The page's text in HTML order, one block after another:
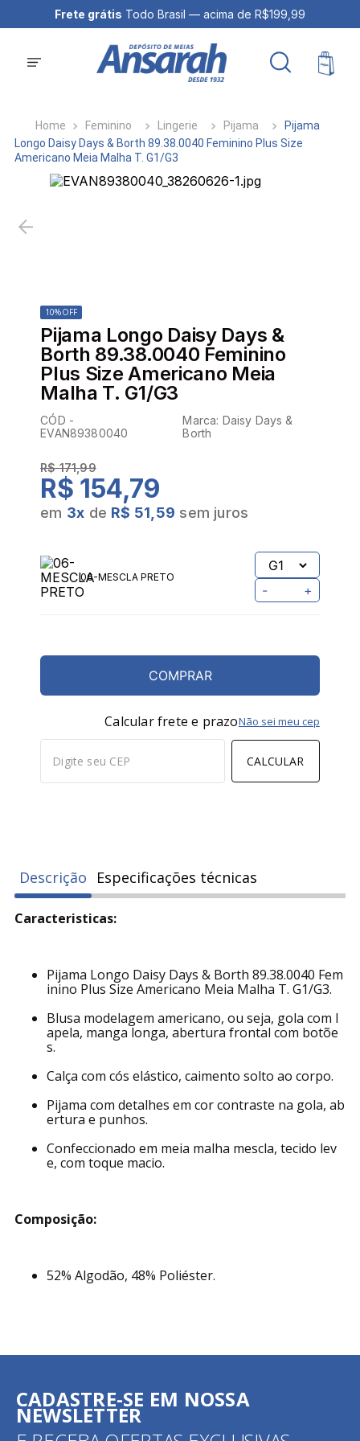
Frete grátis Todo Brasil — acima de R$199,99
Feminino Lingerie Pijama
Pijama
Longo Daisy Days & Borth 89.38.0040 Feminino Plus Size
Americano Meia Malha T. G1/G3
10%OFF
Pijama Longo Daisy Days &
Borth 89.38.0040 Feminino
Plus Size Americano Meia
Malha T. G1/G3
CÓD -
EVAN89380040
Marca: Daisy Days &
Borth
R$ 171,99
R$ 154,79
em 3x de R$ 51,59 sem juros
06-MESCLA PRETO
- +
COMPRAR
Calcular frete e prazo
CALCULAR
Não sei meu cep
Descrição Especificações técnicas
Caracteristicas:
Pijama Longo Daisy Days & Borth 89.38.0040 Fem
inino Plus Size Americano Meia Malha T. G1/G3.
Blusa modelagem americano, ou seja, gola com l
apela, manga longa, abertura frontal com botõe
s.
Calça com cós elástico, caimento solto ao corpo.
Pijama com detalhes em cor contraste na gola, ab
ertura e punhos.
Confeccionado em meia malha mescla, tecido lev
e, com toque macio.
Composição:
52% Algodão, 48% Poliéster.
CADASTRE-SE EM NOSSA
NEWSLETTER